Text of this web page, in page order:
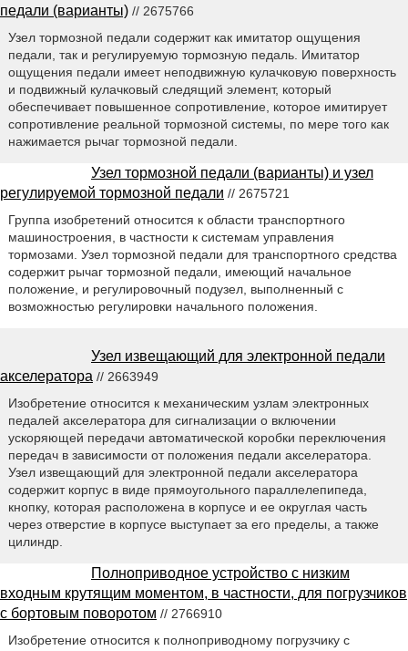
педали (варианты) // 2675766
Узел тормозной педали содержит как имитатор ощущения
педали, так и регулируемую тормозную педаль. Имитатор
ощущения педали имеет неподвижную кулачковую поверхность
и подвижный кулачковый следящий элемент, который
обеспечивает повышенное сопротивление, которое имитирует
сопротивление реальной тормозной системы, по мере того как
нажимается рычаг тормозной педали.
Узел тормозной педали (варианты) и узел
регулируемой тормозной педали // 2675721
Группа изобретений относится к области транспортного
машиностроения, в частности к системам управления
тормозами. Узел тормозной педали для транспортного средства
содержит рычаг тормозной педали, имеющий начальное
положение, и регулировочный подузел, выполненный с
возможностью регулировки начального положения.
Узел извещающий для электронной педали
акселератора // 2663949
Изобретение относится к механическим узлам электронных
педалей акселератора для сигнализации о включении
ускоряющей передачи автоматической коробки переключения
передач в зависимости от положения педали акселератора.
Узел извещающий для электронной педали акселератора
содержит корпус в виде прямоугольного параллелепипеда,
кнопку, которая расположена в корпусе и ее округлая часть
через отверстие в корпусе выступает за его пределы, а также
цилиндр.
Полноприводное устройство с низким
входным крутящим моментом, в частности, для погрузчиков
с бортовым поворотом // 2766910
Изобретение относится к полноприводному погрузчику с